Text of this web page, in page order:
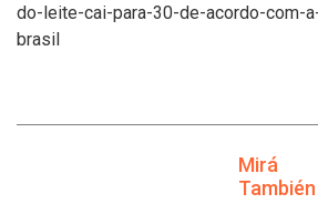
do-leite-cai-para-30-de-acordo-com-
brasil
Mirá
También